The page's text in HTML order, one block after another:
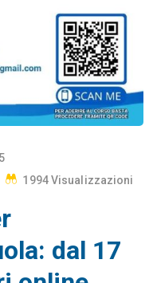
1994 Visualizzazioni
dal 17